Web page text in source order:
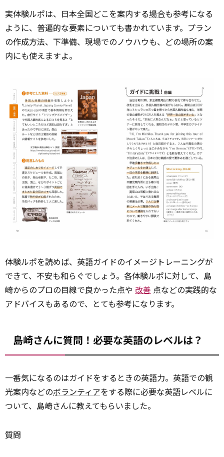
実体験ルポは、日本全国どこを案内する場合も参考になる
ように、普遍的な要素についても書かれています。プラン
の作成方法、下準備、現場でのノウハウも、どの場所の案
内にも使えますよ。
体験ルポを読めば、英語ガイドのイメージトレーニングが
できて、不安も和らぐでしょう。各体験ルポに対して、島
崎からのプロの目線で良かった点や 改善 点などの実践的な
アドバイスもあるので、とても参考になります。
島崎さんに質問！必要な英語のレベルは？
一番気になるのはガイドをするときの英語力。英語での観
光案内などのボランティアをする際に必要な英語レベルに
ついて、島崎さんに教えてもらいました。
質問